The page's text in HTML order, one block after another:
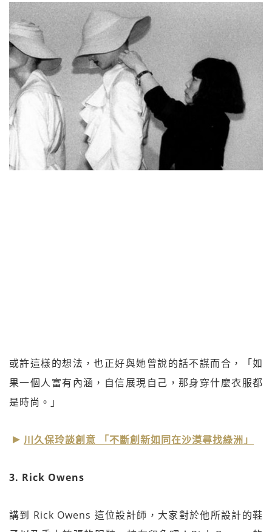
或許這樣的想法，也正好與她曾說的話不謀而合，「如
果一個人富有內涵，自信展現自己，那身穿什麼衣服都
是時尚。」
川久保玲談創意 「不斷創新如同在沙漠尋找綠洲」
3. Rick Owens
講到 Rick Owens 這位設計師，大家對於他所設計的鞋